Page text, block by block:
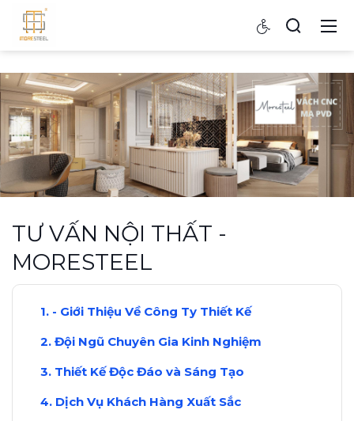
TƯ VẤN NỘI THẤT -
MORESTEEL
- Giới Thiệu Về Công Ty Thiết Kế
Đội Ngũ Chuyên Gia Kinh Nghiệm
Thiết Kế Độc Đáo và Sáng Tạo
Dịch Vụ Khách Hàng Xuất Sắc